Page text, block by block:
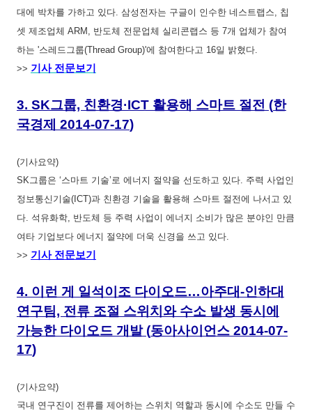
대에 박차를 가하고 있다. 삼성전자는 구글이 인수한 네스트랩스, 칩
셋 제조업체 ARM, 반도체 전문업체 실리콘랩스 등 7개 업체가 참여
하는 '스레드그룹(Thread Group)'에 참여한다고 16일 밝혔다.
>> 기사 전문보기
3. SK그룹, 친환경·ICT 활용해 스마트 절전 (한
국경제 2014-07-17)
(기사요약)
SK그룹은 ‘스마트 기술’로 에너지 절약을 선도하고 있다. 주력 사업인
정보통신기술(ICT)과 친환경 기술을 활용해 스마트 절전에 나서고 있
다. 석유화학, 반도체 등 주력 사업이 에너지 소비가 많은 분야인 만큼
여타 기업보다 에너지 절약에 더욱 신경을 쓰고 있다.
>> 기사 전문보기
4. 이런 게 일석이조 다이오드…아주대-인하대
연구팀, 전류 조절 스위치와 수소 발생 동시에
가능한 다이오드 개발(동아사이언스 2014-07-
17)
(기사요약)
국내 연구진이 전류를 제어하는 스위치 역할과 동시에 수소도 만들 수